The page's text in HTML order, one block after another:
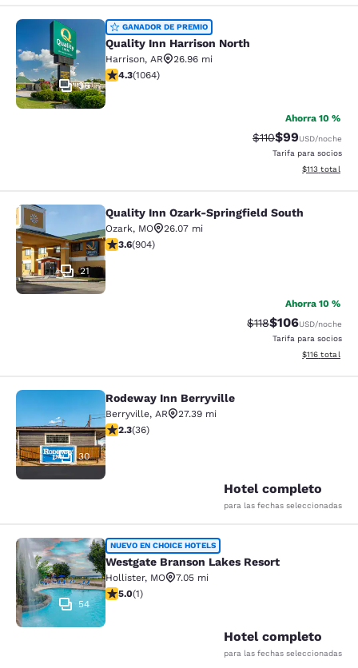
Quality Inn Harrison North
36
GANADOR DE PREMIO
Quality Inn Harrison North
Harrison, AR
26.96 mi
calificación de 4.28 estrellas. Excelente. 1064 reseñas
4.3(1064)
Ahorra 10 %
Precio tachado:
$110Precio con
$99USD/noche
Tarifa para socios
Ver detalles
$113 total
Quality Inn Ozark-Springfield South
21
Quality Inn Ozark-Springfield South
Ozark, MO
26.07 mi
calificación de 3.59 estrellas. Bueno. 904 reseñas
3.6(904)
Ahorra 10 %
Precio tachado:
$118Precio con
$106USD/noche
Tarifa para socios
Ver detalles
$116 total
Rodeway Inn Berryville
30
Rodeway Inn Berryville
Berryville, AR
27.39 mi
calificación de 2.28 estrellas. Feria. 36 reseñas
2.3(36)
Hotel completo
para las fechas seleccionadas
Westgate Branson Lakes Resort
54
NUEVO EN CHOICE HOTELS
Westgate Branson Lakes Resort
Hollister, MO
7.05 mi
calificación de 5 estrellas. Excepcional. 1 reseña
5.0(1)
Hotel completo
para las fechas seleccionadas